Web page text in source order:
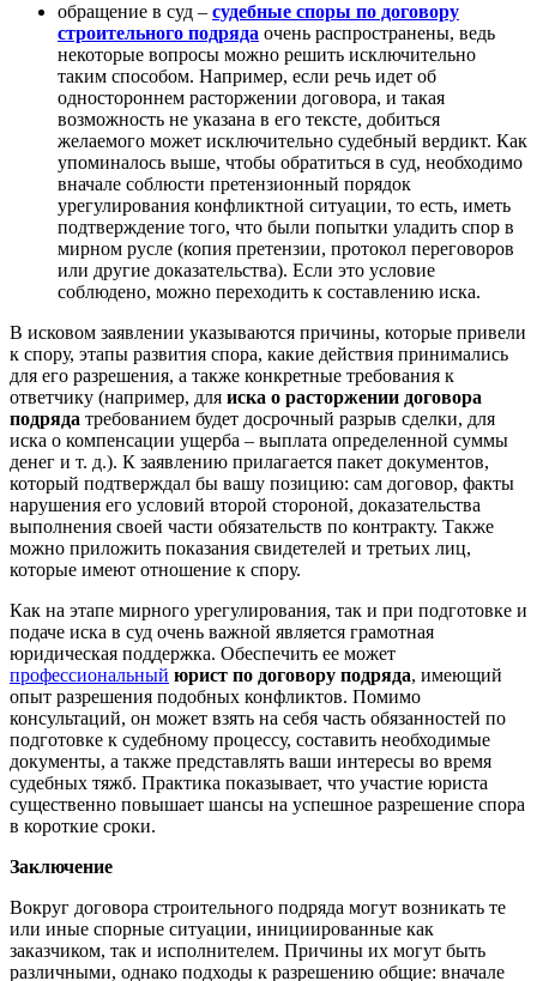
обращение в суд – судебные споры по договору
строительного подряда очень распространены, ведь
некоторые вопросы можно решить исключительно
таким способом. Например, если речь идет об
одностороннем расторжении договора, и такая
возможность не указана в его тексте, добиться
желаемого может исключительно судебный вердикт. Как
упоминалось выше, чтобы обратиться в суд, необходимо
вначале соблюсти претензионный порядок
урегулирования конфликтной ситуации, то есть, иметь
подтверждение того, что были попытки уладить спор в
мирном русле (копия претензии, протокол переговоров
или другие доказательства). Если это условие
соблюдено, можно переходить к составлению иска.
В исковом заявлении указываются причины, которые привели
к спору, этапы развития спора, какие действия принимались
для его разрешения, а также конкретные требования к
ответчику (например, для иска о расторжении договора
подряда требованием будет досрочный разрыв сделки, для
иска о компенсации ущерба – выплата определенной суммы
денег и т. д.). К заявлению прилагается пакет документов,
который подтверждал бы вашу позицию: сам договор, факты
нарушения его условий второй стороной, доказательства
выполнения своей части обязательств по контракту. Также
можно приложить показания свидетелей и третьих лиц,
которые имеют отношение к спору.
Как на этапе мирного урегулирования, так и при подготовке и
подаче иска в суд очень важной является грамотная
юридическая поддержка. Обеспечить ее может
профессиональный юрист по договору подряда, имеющий
опыт разрешения подобных конфликтов. Помимо
консультаций, он может взять на себя часть обязанностей по
подготовке к судебному процессу, составить необходимые
документы, а также представлять ваши интересы во время
судебных тяжб. Практика показывает, что участие юриста
существенно повышает шансы на успешное разрешение спора
в короткие сроки.
Заключение
Вокруг договора строительного подряда могут возникать те
или иные спорные ситуации, инициированные как
заказчиком, так и исполнителем. Причины их могут быть
различными, однако подходы к разрешению общие: вначале